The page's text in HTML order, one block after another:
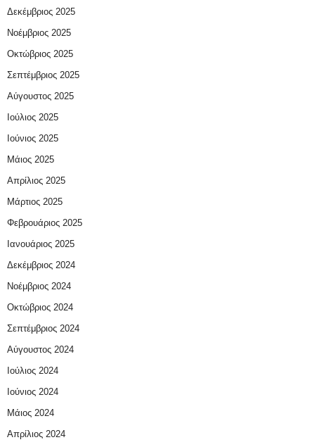
Δεκέμβριος 2025
Νοέμβριος 2025
Οκτώβριος 2025
Σεπτέμβριος 2025
Αύγουστος 2025
Ιούλιος 2025
Ιούνιος 2025
Μάιος 2025
Απρίλιος 2025
Μάρτιος 2025
Φεβρουάριος 2025
Ιανουάριος 2025
Δεκέμβριος 2024
Νοέμβριος 2024
Οκτώβριος 2024
Σεπτέμβριος 2024
Αύγουστος 2024
Ιούλιος 2024
Ιούνιος 2024
Μάιος 2024
Απρίλιος 2024